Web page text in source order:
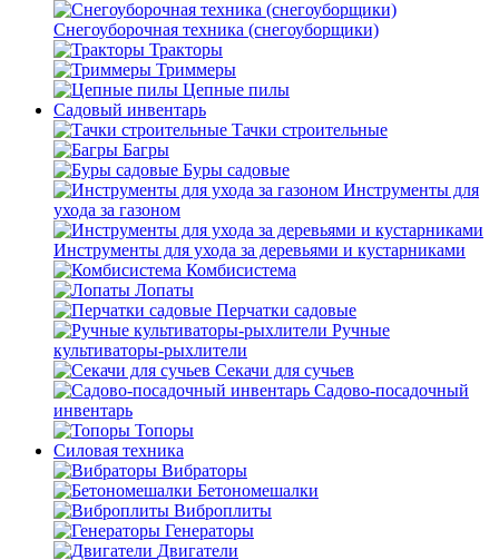
Снегоуборочная техника (снегоуборщики)
Тракторы
Триммеры
Цепные пилы
Садовый инвентарь
Тачки строительные
Багры
Буры садовые
Инструменты для
ухода за газоном
Инструменты для ухода за деревьями и кустарниками
Комбисистема
Лопаты
Перчатки садовые
Ручные
культиваторы-рыхлители
Секачи для сучьев
Садово-посадочный
инвентарь
Топоры
Силовая техника
Вибраторы
Бетономешалки
Виброплиты
Генераторы
Двигатели